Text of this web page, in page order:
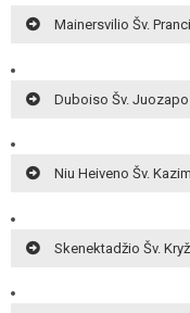
Mainersvilio Šv.
Duboiso Šv.
Niu Heiveno Šv.
Skenektadžio Šv.